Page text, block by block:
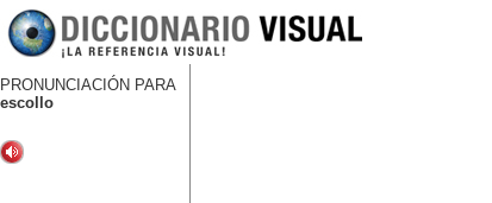
PRONUNCIACIÓN PARA
escollo